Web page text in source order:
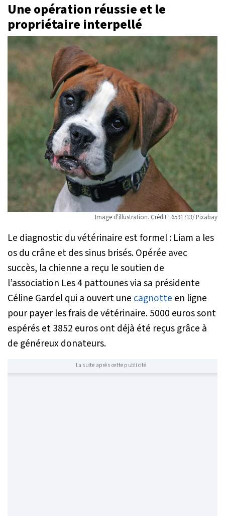
Une opération réussie et le
propriétaire interpellé
Image d'illustration. Crédit : 6591713/ Pixabay
Le diagnostic du vétérinaire est formel : Liam a les
os du crâne et des sinus brisés. Opérée avec
succès, la chienne a reçu le soutien de
l’association Les 4 pattounes via sa présidente
Céline Gardel qui a ouvert une cagnotte en ligne
pour payer les frais de vétérinaire. 5000 euros sont
espérés et 3852 euros ont déjà été reçus grâce à
de généreux donateurs.
La suite après cette publicité